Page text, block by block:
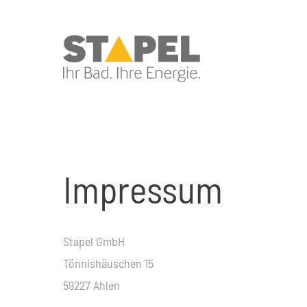
Login
Anmelden
Impressum
Stapel GmbH
Tönnishäuschen 15
59227 Ahlen